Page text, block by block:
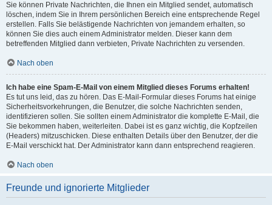
Sie können Private Nachrichten, die Ihnen ein Mitglied sendet, automatisch
löschen, indem Sie in Ihrem persönlichen Bereich eine entsprechende Regel
erstellen. Falls Sie belästigende Nachrichten von jemandem erhalten, so
können Sie dies auch einem Administrator melden. Dieser kann dem
betreffenden Mitglied dann verbieten, Private Nachrichten zu versenden.
Nach oben
Ich habe eine Spam-E-Mail von einem Mitglied dieses Forums erhalten!
Es tut uns leid, das zu hören. Das E-Mail-Formular dieses Forums hat einige
Sicherheitsvorkehrungen, die Benutzer, die solche Nachrichten senden,
identifizieren sollen. Sie sollten einem Administrator die komplette E-Mail, die
Sie bekommen haben, weiterleiten. Dabei ist es ganz wichtig, die Kopfzeilen
(Headers) mitzuschicken. Diese enthalten Details über den Benutzer, der die
E-Mail verschickt hat. Der Administrator kann dann entsprechend reagieren.
Nach oben
Freunde und ignorierte Mitglieder